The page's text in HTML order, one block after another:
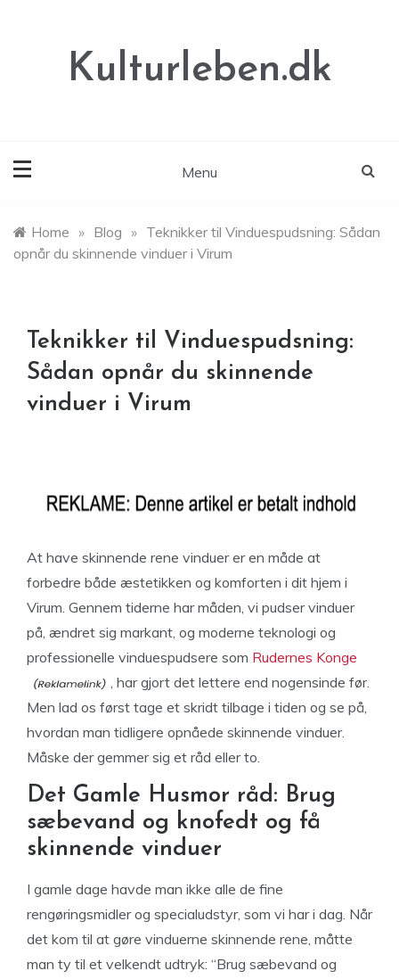
Kulturleben.dk
Menu
Home » Blog » Teknikker til Vinduespudsning: Sådan
opnår du skinnende vinduer i Virum
Teknikker til Vinduespudsning:
Sådan opnår du skinnende
vinduer i Virum
At have skinnende rene vinduer er en måde at
forbedre både æstetikken og komforten i dit hjem i
Virum. Gennem tiderne har måden, vi pudser vinduer
på, ændret sig markant, og moderne teknologi og
professionelle vinduespudsere som Rudernes Konge
, har gjort det lettere end nogensinde før.
Men lad os først tage et skridt tilbage i tiden og se på,
hvordan man tidligere opnåede skinnende vinduer.
Måske der gemmer sig et råd eller to.
Det Gamle Husmor råd: Brug
sæbevand og knofedt og få
skinnende vinduer
I gamle dage havde man ikke alle de fine
rengøringsmidler og specialudstyr, som vi har i dag. Når
det kom til at gøre vinduerne skinnende rene, måtte
man ty til et velkendt udtryk: “Brug sæbevand og